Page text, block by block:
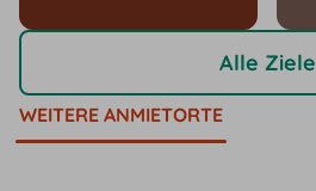
Alle Ziele
WEITERE ANMIETORTE